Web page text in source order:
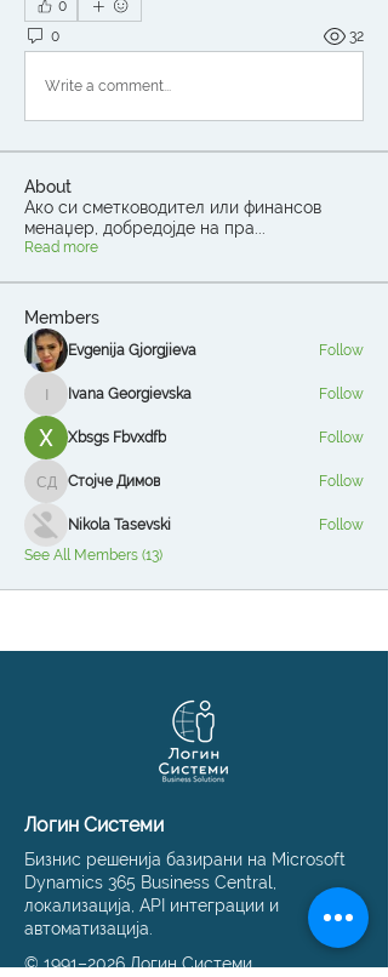
0
0
32
Write a comment...
About
Ако си сметководител или финансов
менаџер, добредојде на пра...
Read more
Members
Evgenija Gjorgjieva Follow
Ivana Georgievska
Ivana Georgievska Follow
Xbsgs Fbvxdfb Follow
Стојче Димов
Стојче Димов Follow
Nikola Tasevski
Follow
See All Members (13)
Логин Системи
Бизнис решенија базирани на Microsoft
Dynamics 365 Business Central,
локализација, API интеграции и
автоматизација.
© 1991–2026 Логин Системи